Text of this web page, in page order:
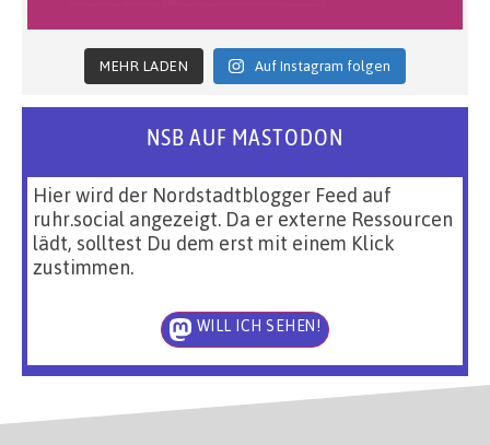
MEHR LADEN Auf Instagram folgen
NSB AUF MASTODON
Hier wird der Nordstadtblogger Feed auf
ruhr.social angezeigt. Da er externe Ressourcen
lädt, solltest Du dem erst mit einem Klick
zustimmen.
WILL ICH SEHEN!